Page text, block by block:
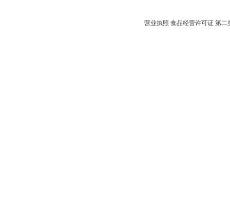
营业执照 食品经营许可证 第二